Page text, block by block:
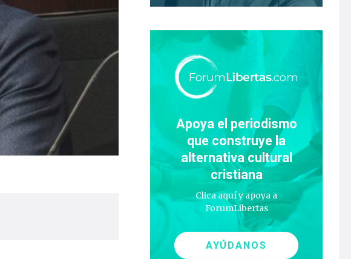
Apoya el periodismo
que construye la
alternativa cultural
cristiana
Clica aquí y apoya a
ForumLibertas
AYÚDANOS